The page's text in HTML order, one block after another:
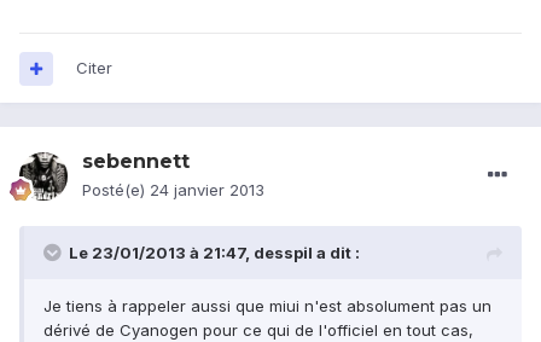
Citer
sebennett
Posté(e) 24 janvier 2013
Le 23/01/2013 à 21:47, desspil a dit :
Je tiens à rappeler aussi que miui n'est absolument pas un
dérivé de Cyanogen pour ce qui de l'officiel en tout cas,